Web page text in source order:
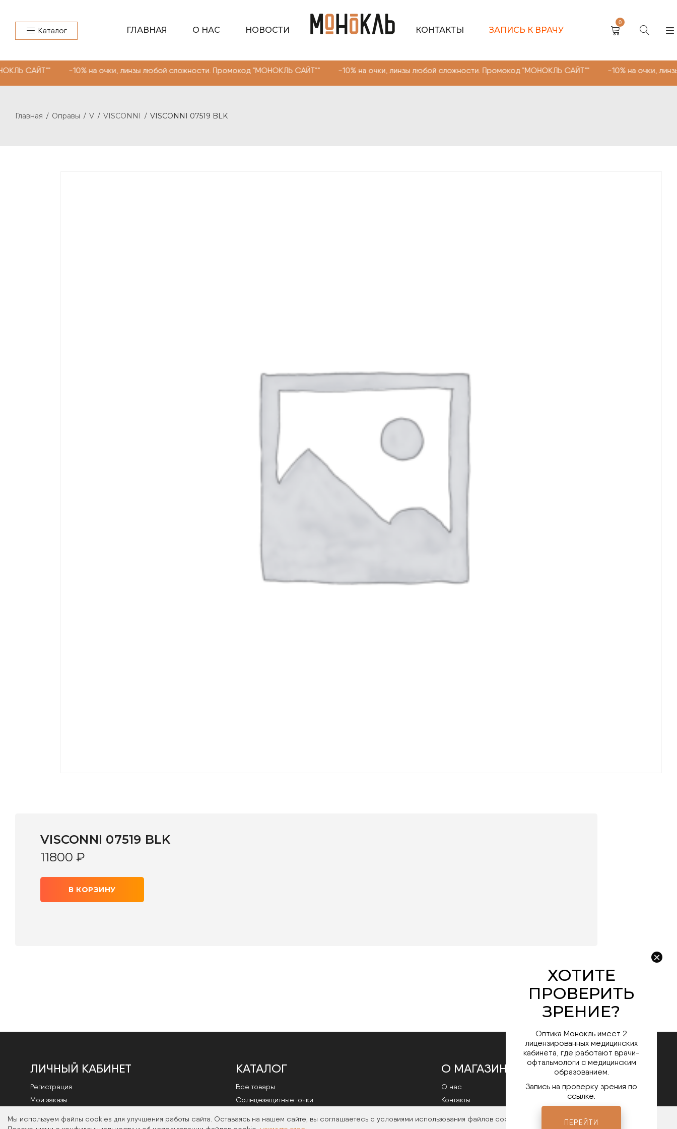
Мы используем файлы cookies для улучшения работы сайта. Оставаясь на нашем сайте, вы соглашаетесь с условиями использования файлов cookies. Чтобы ознакомиться с нашими
Каталог ГЛАВНАЯ О НАС НОВОСТИ КОНТАКТЫ ЗАПИСЬ К ВРАЧУ
0
на очки, линзы любой сложности. Промокод "МОНОКЛЬ САЙТ"" -10% на очки, линзы любой сложности. Промокод "МОНОКЛЬ САЙТ"" -10% на очки, линзы
Главная / Оправы / V / VISCONNI / VISCONNI 07519 BLK
VISCONNI 07519 BLK
11800 ₽
В КОРЗИНУ
ЛИЧНЫЙ КАБИНЕТ
Регистрация
Мои заказы
КАТАЛОГ
Все товары
Cолнцезащитные-очки
О МАГАЗИНЕ
О нас
Контакты
Оптика Монокль имеет 2
лицензированных медицинских
кабинета, где работают врачи-
офтальмологи с медицинским
образованием.
Запись на проверку зрения по
ссылке.
ПЕРЕЙТИ